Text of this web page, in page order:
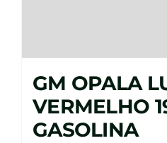
GM OPALA
VERMELHO
GASOLINA